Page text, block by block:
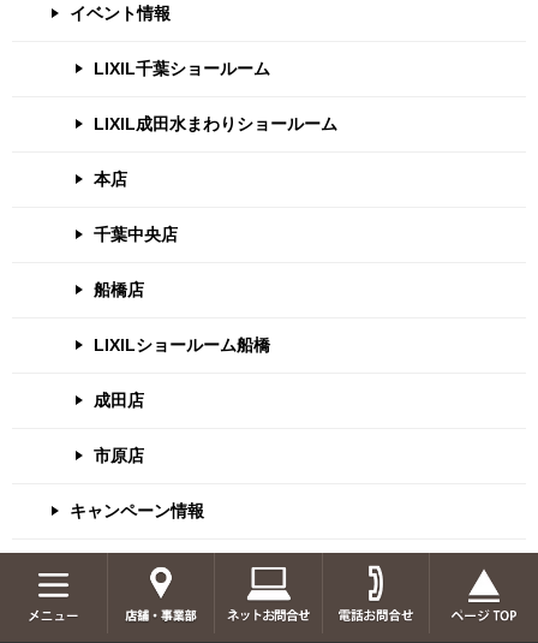
イベント情報
LIXIL千葉ショールーム
LIXIL成田水まわりショールーム
本店
千葉中央店
船橋店
LIXILショールーム船橋
成田店
市原店
キャンペーン情報
施工事例